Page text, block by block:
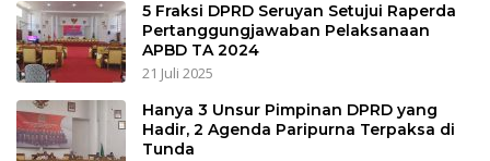
5 Fraksi DPRD Seruyan Setujui Raperda
Pertanggungjawaban Pelaksanaan
APBD TA 2024
21 Juli 2025
Hanya 3 Unsur Pimpinan DPRD yang
Hadir, 2 Agenda Paripurna Terpaksa di
Tunda